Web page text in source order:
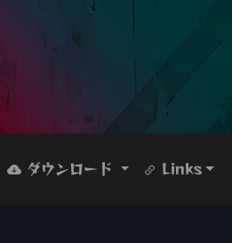
ダウンロード Links